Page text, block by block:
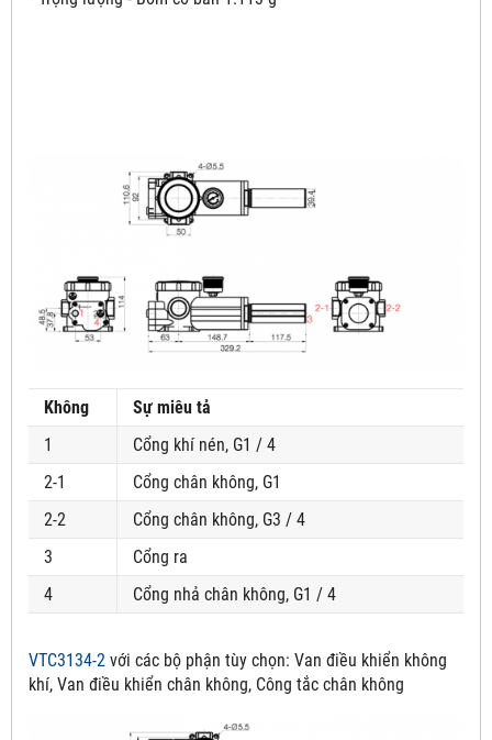
Không
Sự miêu tả
1
Cổng khí nén, G1 / 4
2-1
Cổng chân không, G1
2-2
Cổng chân không, G3 / 4
3
Cổng ra
4
Cổng nhả chân không, G1 / 4
VTC3134-2 với các bộ phận tùy chọn: Van điều khiển không
khí, Van điều khiển chân không, Công tắc chân không